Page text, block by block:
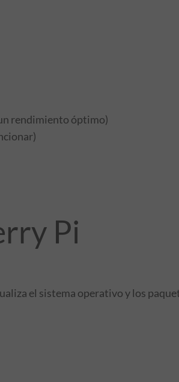
rendimiento óptimo)
Pi
el sistema operativo y los